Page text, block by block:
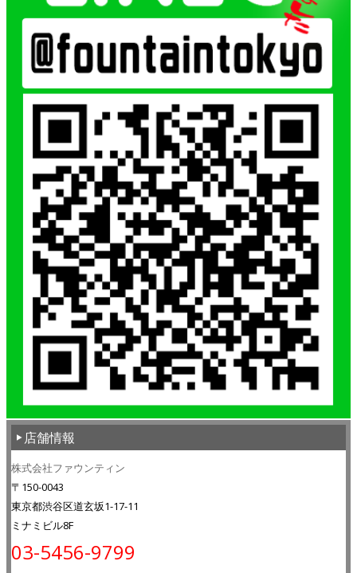
店舗情報
株式会社ファウンティン
〒150-0043
東京都渋谷区道玄坂1-17-11
ミナミビル8F
03-5456-9799